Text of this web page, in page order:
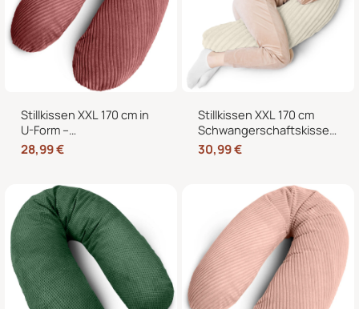
Stillkissen XXL 170 cm in
U-Form –
Schwangerschaftskissen,
Seitenschläferkissen und
Bezug
28,99€
Stillkissen XXL 170 cm
Schwangerschaftskissen
Seitenschläferkissen U-
Form – Lagerungskissen
abnehmbarem Bezug
30,99€